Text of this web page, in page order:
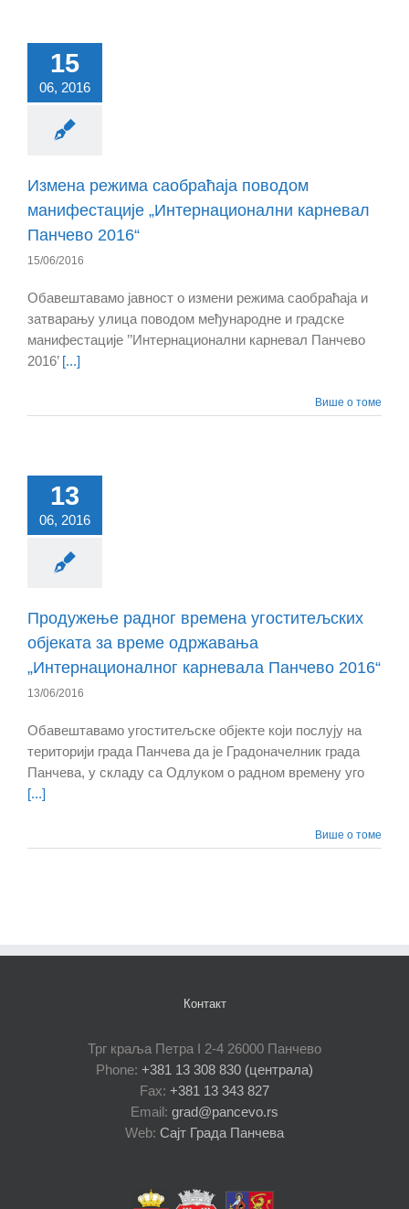
15
06, 2016
Измена режима саобраћаја поводом
манифестације „Интернационални карневал
Панчево 2016“
15/06/2016
Обавештавамо јавност о измени режима саобраћаја и
затварању улица поводом међународне и градске
манифестације ’’Интернационални карневал Панчево
2016’ [...]
Више о томе
13
06, 2016
Продужење радног времена угоститељских
објеката за време одржавања
„Интернационалнoг карневала Панчево 2016“
13/06/2016
Обавештавамо угоститељске објекте који послују на
територији града Панчева да је Градоначелник града
Панчева, у складу са Одлуком о радном времену уго
[...]
Више о томе
Контакт
Трг краља Петра I 2-4 26000 Панчево
Phone: +381 13 308 830 (централа)
Fax: +381 13 343 827
Email: grad@pancevo.rs
Web: Сајт Града Панчева